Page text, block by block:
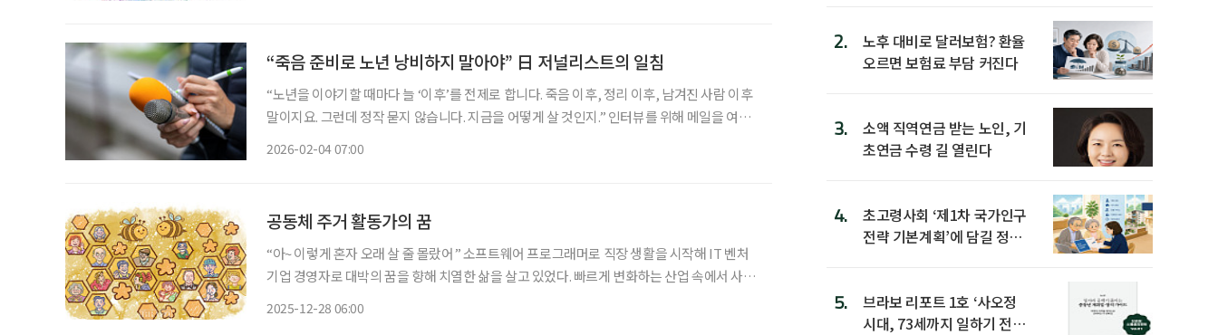
“죽음 준비로 노년 낭비하지 말아야” 日 저널리스트의 일침
“노년을 이야기할 때마다 늘 ‘이후’를 전제로 합니다. 죽음 이후, 정리 이후, 남겨진 사람 이후
말이지요. 그런데 정작 묻지 않습니다. 지금을 어떻게 살 것인지.” 인터뷰를 위해 메일을 여러
2026-02-04 07:00
공동체 주거 활동가의 꿈
“아~ 이렇게 혼자 오래 살 줄 몰랐어” 소프트웨어 프로그래머로 직장 생활을 시작해 IT 벤처
기업 경영자로 대박의 꿈을 향해 치열한 삶을 살고 있었다. 빠르게 변화하는 산업 속에서 사업
2025-12-28 06:00
2.
노후 대비로 달러보험? 환율
오르면 보험료 부담 커진다
3.
소액 직역연금 받는 노인, 기
초연금 수령 길 열린다
4.
초고령사회 ‘제1차 국가인구
전략 기본계획’에 담길 정책
5.
브라보 리포트 1호 ‘사오정
시대, 73세까지 일하기 전략’